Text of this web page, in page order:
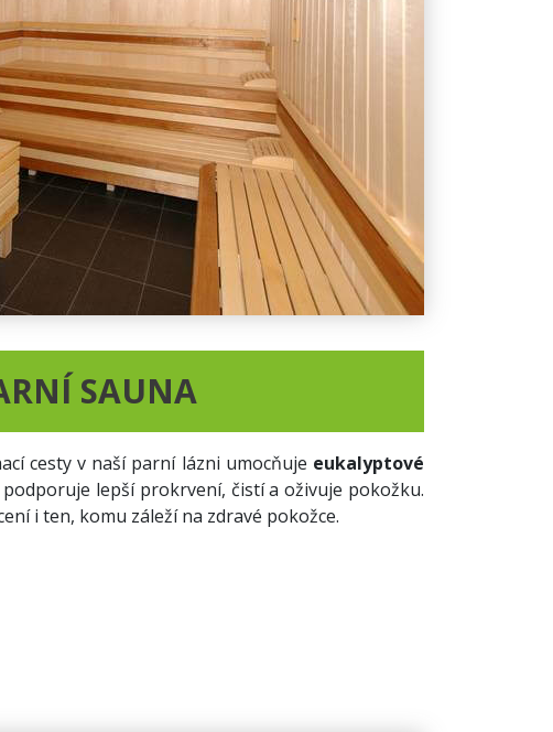
SAUNA
cesty v naší parní lázni umocňuje eukalyptové
lepší prokrvení, čistí a oživuje pokožku.
i ten, komu záleží na zdravé pokožce.